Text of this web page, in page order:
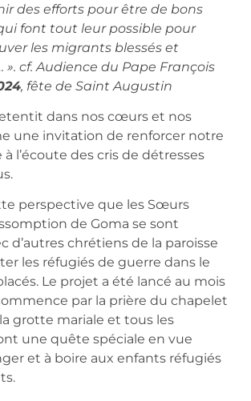
des efforts pour être de bons
font tout leur possible pour
les migrants blessés et
cf. Audience du Pape François
, fête de Saint Augustin
dans nos cœurs et nos
une invitation de renforcer notre
à l’écoute des cris de détresses
perspective que les Sœurs
de Goma se sont
d’autres chrétiens de la paroisse
les réfugiés de guerre dans le
Le projet a été lancé au mois
par la prière du chapelet
grotte mariale et tous les
une quête spéciale en vue
et à boire aux enfants réfugiés